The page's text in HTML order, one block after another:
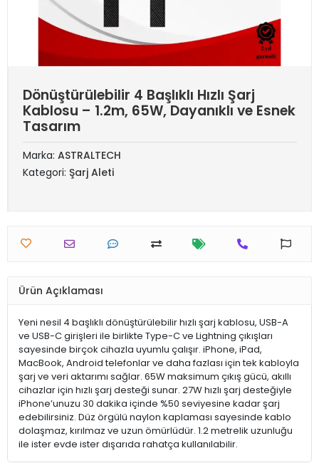
Dönüştürülebilir 4 Başlıklı Hızlı Şarj
Kablosu – 1.2m, 65W, Dayanıklı ve Esnek
Tasarım
Marka: ASTRALTECH
Kategori: Şarj Aleti
Ürün Açıklaması
Yeni nesil 4 başlıklı dönüştürülebilir hızlı şarj kablosu, USB-A
ve USB-C girişleri ile birlikte Type-C ve Lightning çıkışları
sayesinde birçok cihazla uyumlu çalışır. iPhone, iPad,
MacBook, Android telefonlar ve daha fazlası için tek kabloyla
şarj ve veri aktarımı sağlar. 65W maksimum çıkış gücü, akıllı
cihazlar için hızlı şarj desteği sunar. 27W hızlı şarj desteğiyle
iPhone’unuzu 30 dakika içinde %50 seviyesine kadar şarj
edebilirsiniz. Düz örgülü naylon kaplaması sayesinde kablo
dolaşmaz, kırılmaz ve uzun ömürlüdür. 1.2 metrelik uzunluğu
ile ister evde ister dışarıda rahatça kullanılabilir.